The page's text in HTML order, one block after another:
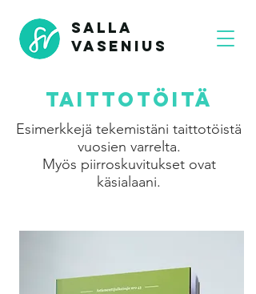
SALLA
VASENIUS
TAITTOTÖITÄ
Esimerkkejä tekemistäni taittotöistä
vuosien varrelta.
Myös piirroskuvitukset ovat
käsialaani.